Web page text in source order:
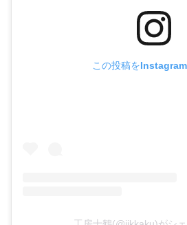
この投稿を